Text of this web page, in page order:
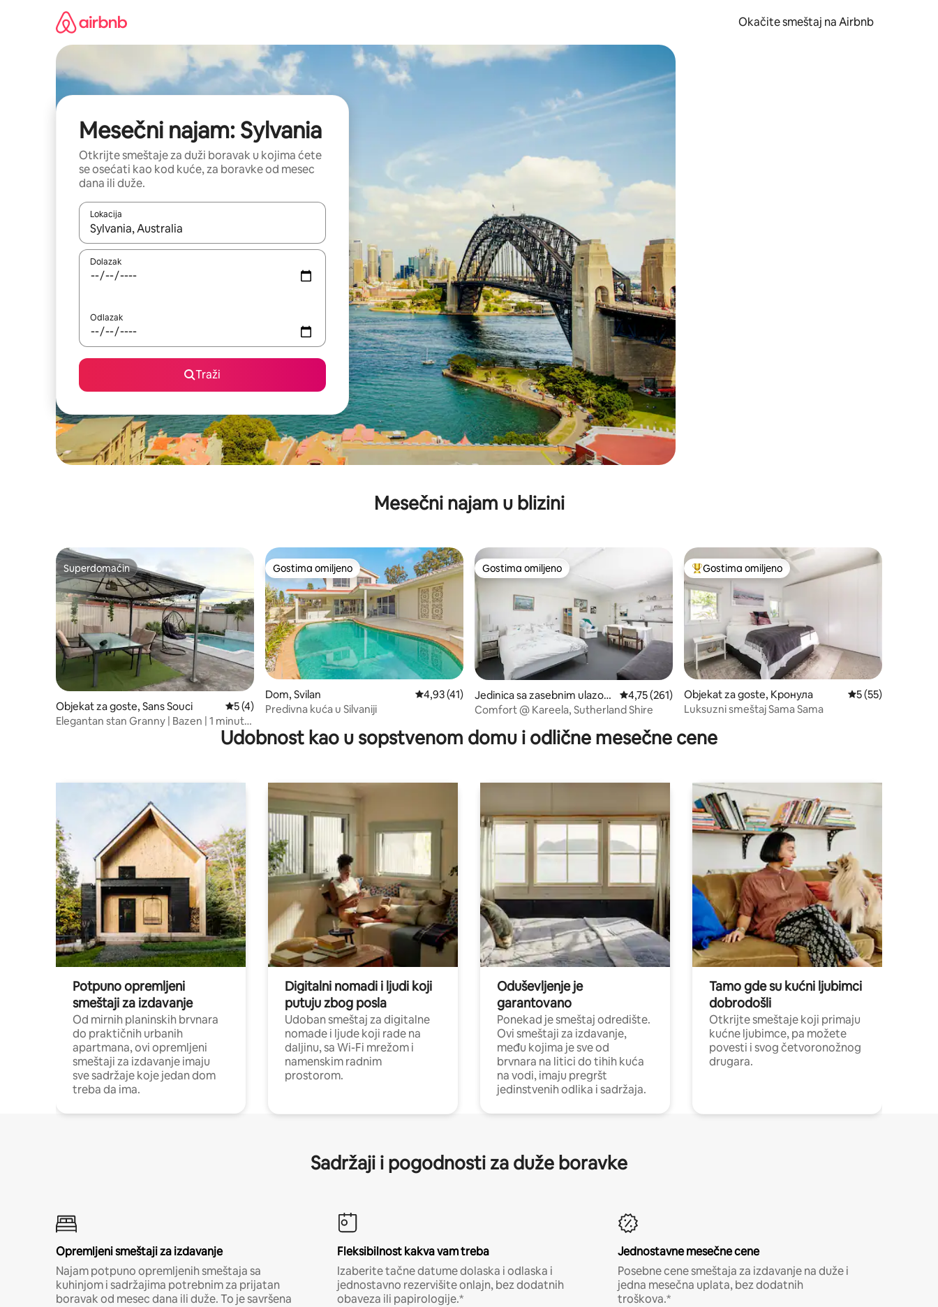
Okačite smeštaj na Airbnb
Mesečni najam: Sylvania
Otkrijte smeštaje za duži boravak u kojima ćete
se osećati kao kod kuće, za boravke od mesec
dana ili duže.
Lokacija
Kad su rezultati dostupni, možete da se krećete kroz njih pomoću strelica nagore i nadole, kao i da ih istražujte dodirom ili prevlačenjem.
Dolazak
Odlazak
Traži
Mesečni najam u blizini
Superdomaćin
Superdomaćin
Objekat za goste, Sans Souci Prosečna ocena 5 od 5, utisaka: 4
5 (4)
Elegantan stan Granny | Bazen | 1 minut
Gostima omiljeno
Gostima omiljeno
Dom, Svilan Prosečna ocena 4,93 od 5, utisaka: 41
4,93 (41)
Predivna kuća u Silvaniji
Gostima omiljeno
Gostima omiljeno
Jedinica sa zasebnim ulazo
m, Kareela
Prosečna ocena 4,75 od 5, utisaka: 261
4,75 (261)
Comfort @ Kareela, Sutherland Shire
Najuspešniji među gostima omiljenim
Gostima omiljeno
Objekat za goste, Кронула Prosečna ocena 5
5 (55)
Luksuzni smeštaj Sama Sama
Udobnost kao u sopstvenom domu i odlične mesečne cene
Potpuno opremljeni
smeštaji za izdavanje
Od mirnih planinskih brvnara
do praktičnih urbanih
apartmana, ovi opremljeni
smeštaji za izdavanje imaju
sve sadržaje koje jedan dom
treba da ima.
Digitalni nomadi i ljudi koji
putuju zbog posla
Udoban smeštaj za digitalne
nomade i ljude koji rade na
daljinu, sa Wi-Fi mrežom i
namenskim radnim
prostorom.
Oduševljenje je
garantovano
Ponekad je smeštaj odredište.
Ovi smeštaji za izdavanje,
među kojima je sve od
brvnara na litici do tihih kuća
na vodi, imaju pregršt
jedinstvenih odlika i sadržaja.
Tamo gde su kućni ljubimci
dobrodošli
Otkrijte smeštaje koji primaju
kućne ljubimce, pa možete
povesti i svog četvoronožnog
drugara.
Sadržaji i pogodnosti za duže boravke
Opremljeni smeštaji za izdavanje
Najam potpuno opremljenih smeštaja sa
kuhinjom i sadržajima potrebnim za prijatan
boravak od mesec dana ili duže. To je savršena
Fleksibilnost kakva vam treba
Izaberite tačne datume dolaska i odlaska i
jednostavno rezervišite onlajn, bez dodatnih
obaveza ili papirologije.*
Jednostavne mesečne cene
Posebne cene smeštaja za izdavanje na duže i
jedna mesečna uplata, bez dodatnih
troškova.*